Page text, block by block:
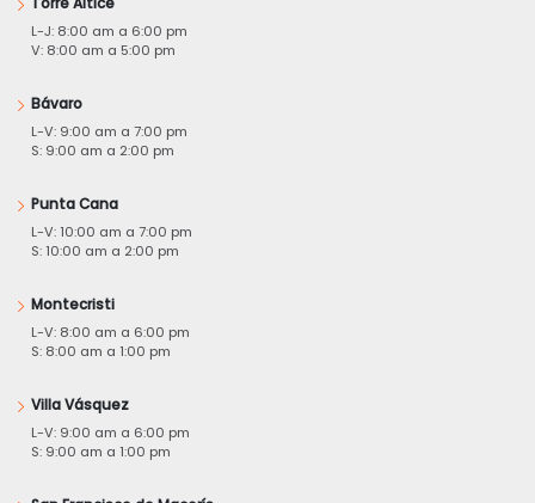
Torre Altice
L-J: 8:00 am a 6:00 pm
V: 8:00 am a 5:00 pm
Bávaro
L-V: 9:00 am a 7:00 pm
S: 9:00 am a 2:00 pm
Punta Cana
L-V: 10:00 am a 7:00 pm
S: 10:00 am a 2:00 pm
Montecristi
L-V: 8:00 am a 6:00 pm
S: 8:00 am a 1:00 pm
Villa Vásquez
L-V: 9:00 am a 6:00 pm
S: 9:00 am a 1:00 pm